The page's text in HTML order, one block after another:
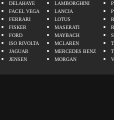
DELAHAYE
FACEL VEGA
FERRARI
FISKER
FORD
ISO RIVOLTA
JAGUAR
JENSEN
LAMBORGHINI
LANCIA
LOTUS
MASERATI
MAYBACH
MCLAREN
MERCEDES BENZ
MORGAN